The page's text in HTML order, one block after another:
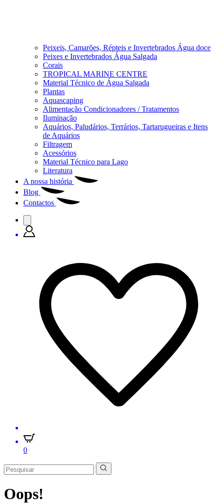
Peixeis, Camarões, Répteis e Invertebrados Água doce
Peixes e Invertebrados Água Salgada
Corais
TROPICAL MARINE CENTRE
Material Técnico de Água Salgada
Plantas
Aquascaping
Alimentação Condicionadores / Tratamentos
Iluminação
Aquários, Paludários, Terrários, Tartarugueiras e Itens
de Aquários
Filtragem
Acessórios
Material Técnico para Lago
Literatura
A nossa história
Blog
Contactos
0
Oops!